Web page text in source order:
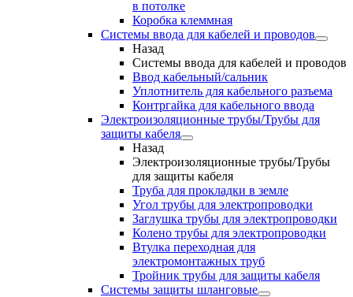
в потолке
Коробка клеммная
Системы ввода для кабелей и проводов
Назад
Системы ввода для кабелей и проводов
Ввод кабельный/сальник
Уплотнитель для кабельного разъема
Контргайка для кабельного ввода
Электроизоляционные трубы/Трубы для
защиты кабеля
Назад
Электроизоляционные трубы/Трубы
для защиты кабеля
Труба для прокладки в земле
Угол трубы для электропроводки
Заглушка трубы для электропроводки
Колено трубы для электропроводки
Втулка переходная для
электромонтажных труб
Тройник трубы для защиты кабеля
Системы защиты шланговые